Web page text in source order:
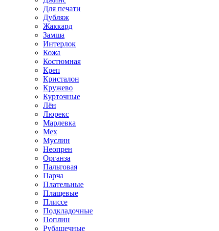
Для печати
Дубляж
Жаккард
Замша
Интерлок
Кожа
Костюмная
Креп
Кристалон
Кружево
Курточные
Лён
Люрекс
Марлевка
Мех
Муслин
Неопрен
Органза
Пальтовая
Парча
Плательные
Плащевые
Плиссе
Подкладочные
Поплин
Рубашечные